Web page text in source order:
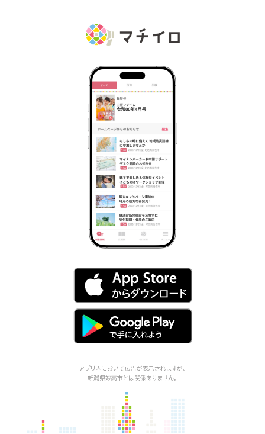
アプリ内において広告が表示されますが、
新潟県妙高市とは関係ありません。